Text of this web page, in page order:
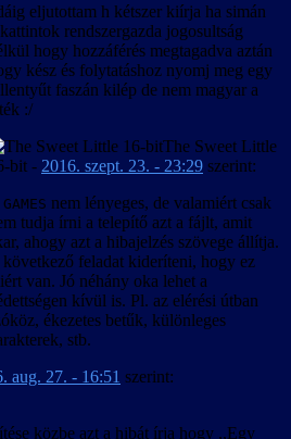
eljutottam h kétszer kiírja ha simán
rendszergazda jogosultság
hogy hozzáférés megtagadva aztán
kész és folytatáshoz nyomj meg egy
faszán kilép de nem magyar a
:/
The Sweet Little
bit - 2016. szept. 23. - 23:29 szerint:
GAMES nem lényeges, de valamiért csak
tudja írni a telepítő azt a fájlt, amit
ahogy azt a hibajelzés szövege állítja.
feladat kideríteni, hogy ez
van. Jó néhány oka lehet a
kívül is. Pl. az elérési útban
ékezetes betűk, különleges
stb.
aug. 27. - 16:51 szerint:
közbe azt a hibát írja hogy ,,Egy